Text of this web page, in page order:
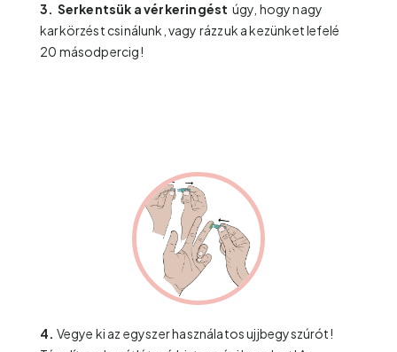
3. Serkentsük a vérkeringést úgy, hogy nagy
karkörzést csinálunk, vagy rázzuk a kezünket lefelé
20 másodpercig!
4. Vegye ki az egyszer használatos ujjbegyszúrót!